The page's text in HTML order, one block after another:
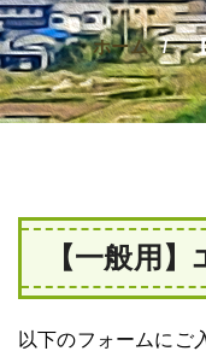
ホーム/
【一般用
以下のフォームにご